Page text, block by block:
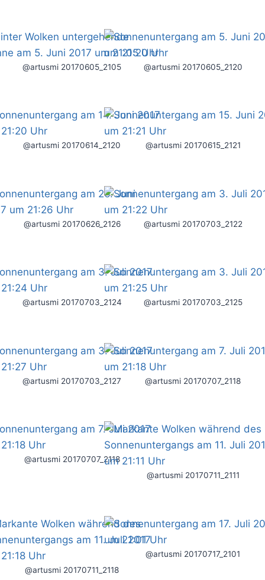
@artusmi 20170605_2105 @artusmi 20170605_2120
@artusmi 20170614_2120 @artusmi 20170615_2121
@artusmi 20170626_2126 @artusmi 20170703_2122
@artusmi 20170703_2124 @artusmi 20170703_2125
@artusmi 20170703_2127 @artusmi 20170707_2118
@artusmi 20170707_2118
@artusmi 20170711_2111
@artusmi 20170711_2118
@artusmi 20170717_2101